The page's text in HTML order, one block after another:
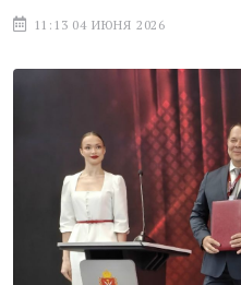
11:13 04 ИЮНЯ 2026